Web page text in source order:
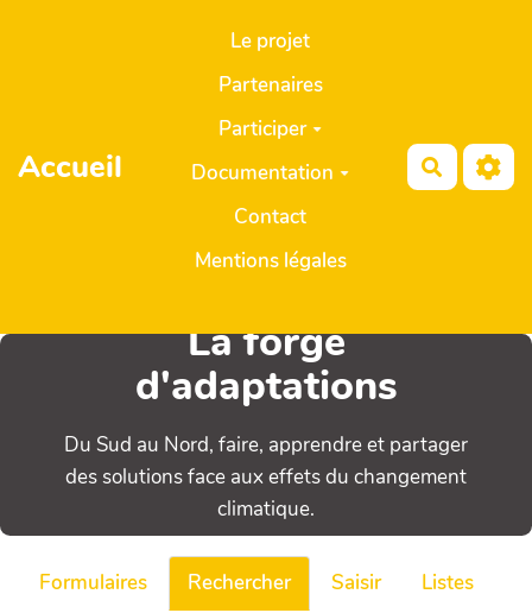
Aller au contenu principal
Accueil
Le projet
Partenaires
Participer
Documentation
Contact
Mentions légales
La forge
d'adaptations
Du Sud au Nord, faire, apprendre et partager
des solutions face aux effets du changement
climatique.
Formulaires Rechercher Saisir
Listes